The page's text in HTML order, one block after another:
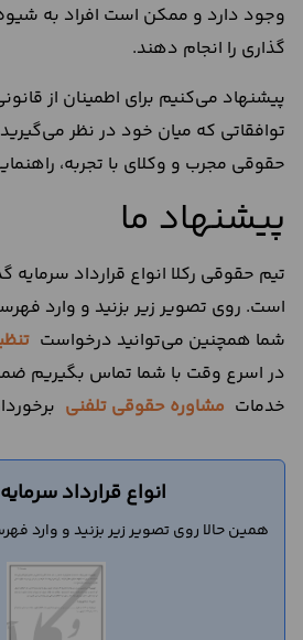
وجود دارد و ممکن است افراد به
گذاری را انجام دهند.
پیشنهاد می‌کنیم برای اطمینان از
توافقاتی که میان خود در نظر
حقوقی مجرب و وکلای با تجربه،
پیشنهاد ما
تیم حقوقی رکلا انواع قرارداد سرمایه
است. روی تصویر زیر بزنید و وارد
شما همچنین می‌توانید درخواست
در اسرع وقت با شما تماس بگیریم
خدمات مشاوره حقوقی تلفنی
انواع قرارداد
همین حالا روی تصویر زیر بزنید و وارد